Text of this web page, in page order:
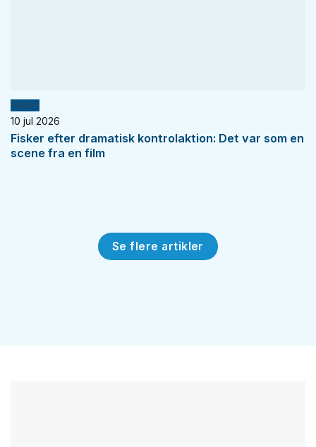
Fiskeri
10 jul 2026
Fisker efter dramatisk kontrolaktion: Det var som en
scene fra en film
Se flere artikler